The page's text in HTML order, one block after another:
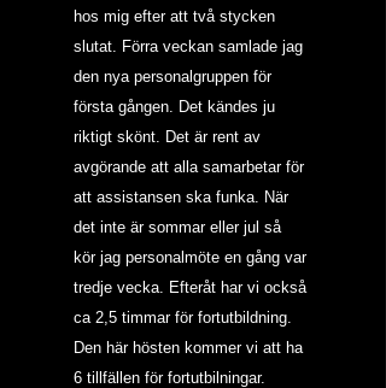
hos mig efter att två stycken
slutat. Förra veckan samlade jag
den nya personalgruppen för
första gången. Det kändes ju
riktigt skönt. Det är rent av
avgörande att alla samarbetar för
att assistansen ska funka. När
det inte är sommar eller jul så
kör jag personalmöte en gång var
tredje vecka. Efteråt har vi också
ca 2,5 timmar för fortutbildning.
Den här hösten kommer vi att ha
6 tillfällen för fortutbilningar.